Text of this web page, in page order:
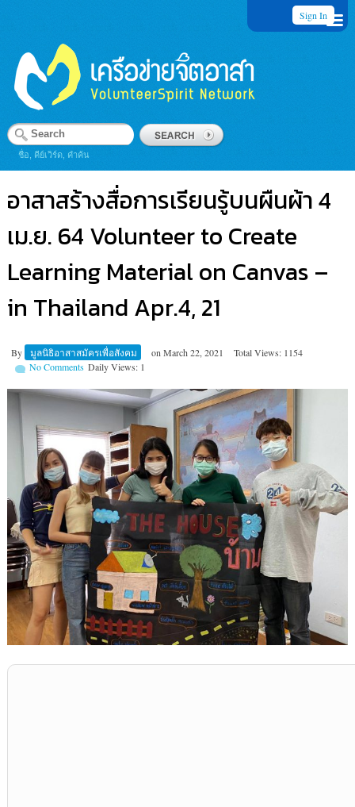
Sign In
ชื่อ, คีย์เวิร์ด, คำค้น
อาสาสร้างสื่อการเรียนรู้บนผืนผ้า 4
เม.ย. 64 Volunteer to Create
Learning Material on Canvas –
in Thailand Apr.4, 21
By มูลนิธิอาสาสมัครเพื่อสังคม on March 22, 2021
Total Views: 1154
Daily Views: 1
No Comments